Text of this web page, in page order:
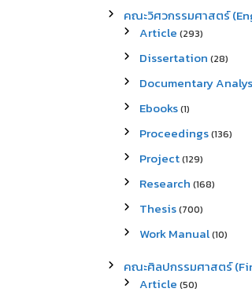
คณะวิศวกรรมศาสตร์
Article (293)
Dissertation (28)
Documentary
Ebooks(1)
Proceedings(136)
Project(129)
Research (168)
Thesis(700)
Work Manual(10)
คณะศิลปกรรมศาสตร์
Article (50)